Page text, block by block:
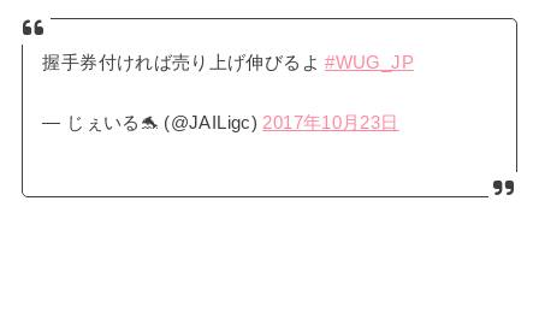
握手券付ければ売り上げ伸びるよ#WUG_JP
— ‍じぇいる🐬 (@JAILigc) 2017年10月23日